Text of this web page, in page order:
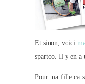
Et sinon, voici
spartoo. Il y en a
Pour ma fille ca